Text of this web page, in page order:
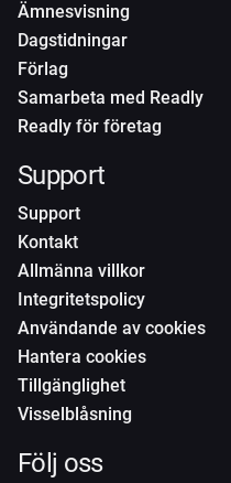
Ämnesvisning
Dagstidningar
Förlag
Samarbeta med Readly
Readly för företag
Support
Support
Kontakt
Allmänna villkor
Integritetspolicy
Användande av cookies
Hantera cookies
Tillgänglighet
Visselblåsning
Följ oss